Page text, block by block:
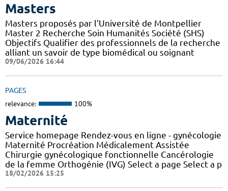
Masters
Masters proposés par l'Université de Montpellier
Master 2 Recherche Soin Humanités Société (SHS)
Objectifs Qualifier des professionnels de la recherche
alliant un savoir de type biomédical ou soignant
09/06/2026 16:44
PAGES
relevance: 100%
Maternité
Service homepage Rendez-vous en ligne - gynécologie
Maternité Procréation Médicalement Assistée
Chirurgie gynécologique fonctionnelle Cancérologie
de la femme Orthogénie (IVG) Select a page Select a p
18/02/2026 15:25